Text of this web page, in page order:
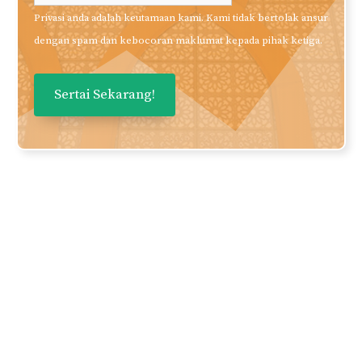
Baca?
Daftarkan nama dan email anda
untuk mendapatkan panduan dan
perkongsian berkualiti terus ke